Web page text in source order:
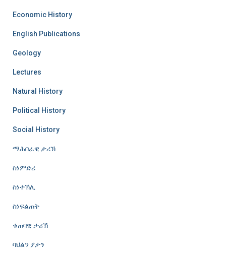
Economic History
English Publications
Geology
Lectures
Natural History
Political History
Social History
ማሕበራዊ ታሪኽ
ስነምድሪ
ስነተኽሊ
ስነፍልጠት
ቁጠባዊ ታሪኽ
ባህልን ያታን